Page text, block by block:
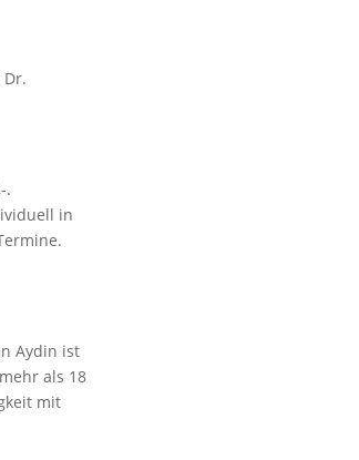
.
in
Aydin ist
als 18
mit